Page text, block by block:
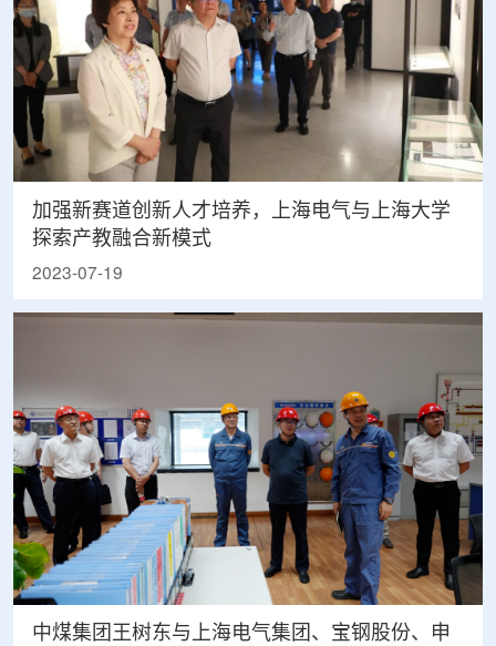
加强新赛道创新人才培养，上海电气与上海大学
探索产教融合新模式
2023-07-19
中煤集团王树东与上海电气集团、宝钢股份、申